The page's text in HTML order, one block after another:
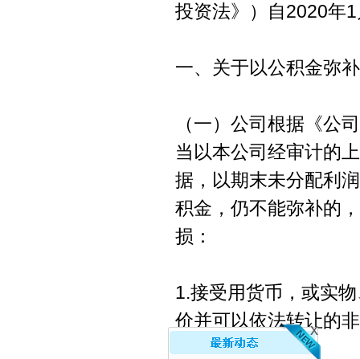
投资法》）自2020年
一、关于以公积金弥
（一）公司根据《公
当以本公司经审计的
据，以期末未分配利
积金，仍不能弥补的
损：
1.接受用货币，或实
价并可以依法转让的
x